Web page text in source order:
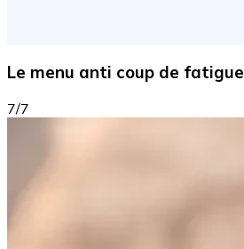
Le menu anti coup de fatigue
7/7